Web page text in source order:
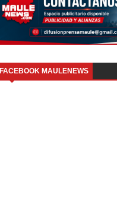
FACEBOOK MAULENEWS